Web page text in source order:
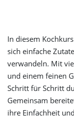
In diesem
sich einfache
verwandeln. Mit
und einem feinen
Schritt für Schritt
Gemeinsam
ihre Einfachheit